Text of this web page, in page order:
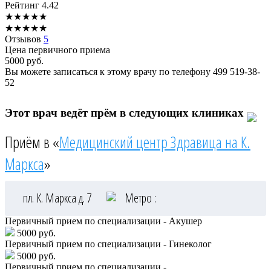
Рейтинг 4.42
★★★★★
★★★★★
Отзывов 5
Цена первичного приема
5000 руб.
Вы можете записаться к этому врачу по телефону 499 519-38-
52
Этот врач ведёт прём в следующих клиниках
Приём в «Медицинский центр Здравица на К.
Маркса»
пл. К. Маркса д. 7 Метро :
Первичный прием по специализации - Акушер
5000 руб.
Первичный прием по специализации - Гинеколог
5000 руб.
Первичный прием по специализации -